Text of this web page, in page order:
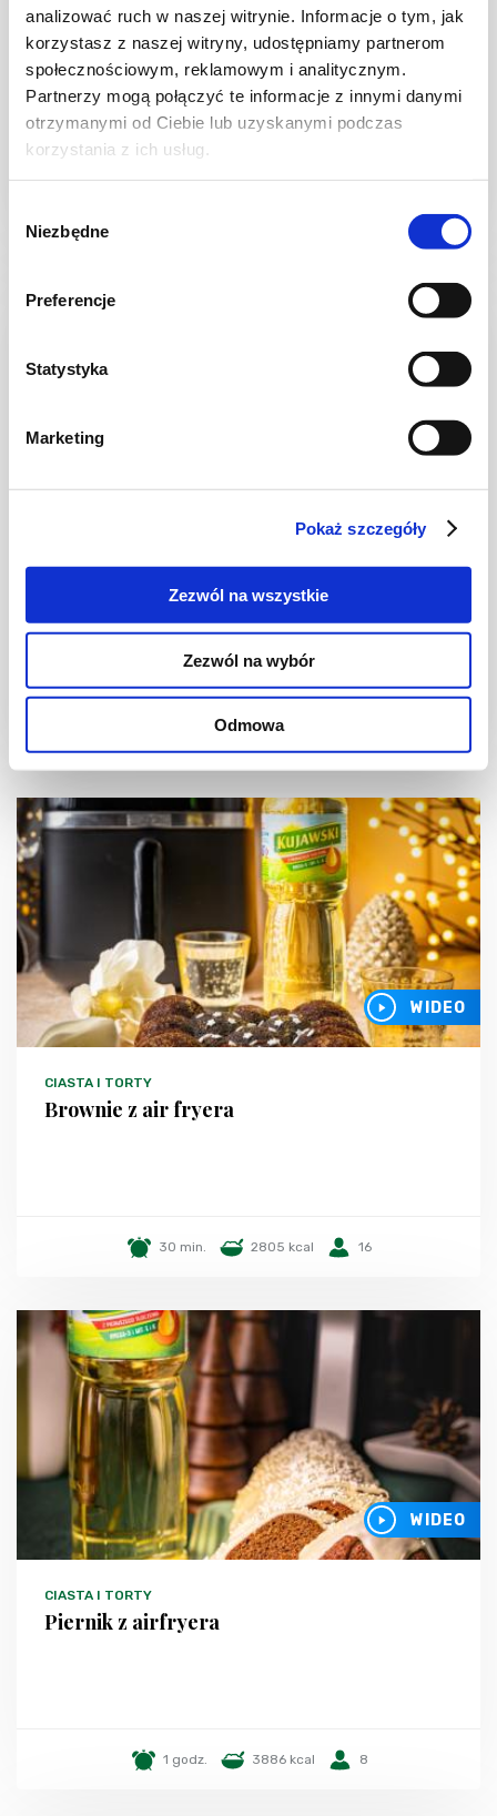
analizować ruch w naszej witrynie. Informacje o tym, jak
korzystasz z naszej witryny, udostępniamy partnerom
społecznościowym, reklamowym i analitycznym.
Partnerzy mogą połączyć te informacje z innymi danymi
otrzymanymi od Ciebie lub uzyskanymi podczas
korzystania z ich usług.
zgody
Niezbędne
Preferencje
Statystyka
Marketing
Pokaż szczegóły
Zezwól na wszystkie
Zezwól na wybór
Odmowa
Domowe pączki z air fryera
WIDEO
CIASTA I TORTY
Rolada biszkoptowa „Orzech laskowy i
czekolada”
5385 kcal
WIDEO
CIASTA I TORTY
Brownie z air fryera
30 min. 2805 kcal 16
WIDEO
CIASTA I TORTY
Piernik z airfryera
1 godz. 3886 kcal 8